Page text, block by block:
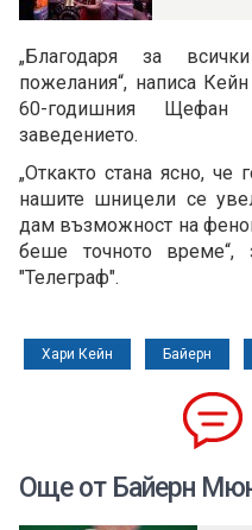
„Благодаря за
пожелания“, написа
60-годишния Щефан
заведението.
„Откакто стана ясно, че
нашите шницели се
дам възможност на
беше точното време“,
"Телеграф".
Хари Кейн Байерн
Още от Байерн